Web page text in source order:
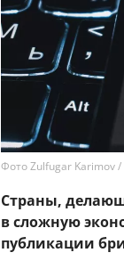
Фото Zulfugar Karimov /
Страны,
в сложную
публикации